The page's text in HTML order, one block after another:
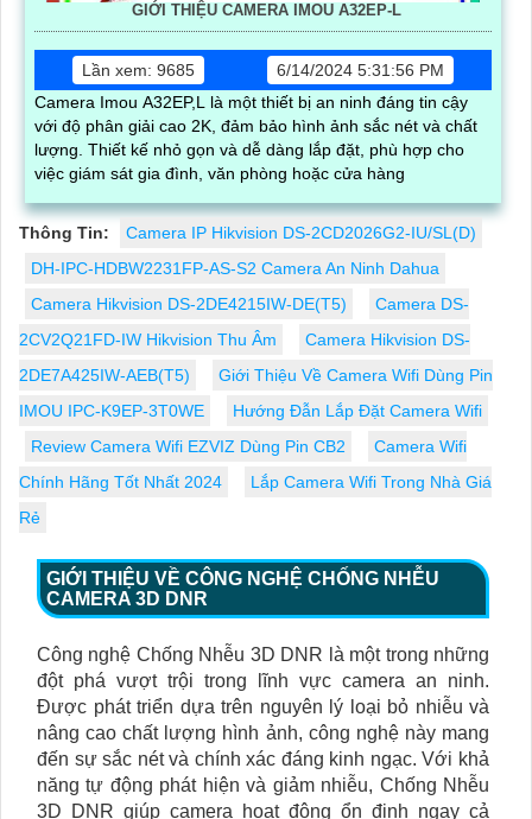
GIỚI THIỆU CAMERA IMOU A32EP-L
Lần xem: 9685
6/14/2024 5:31:56 PM
Camera Imou A32EP,L là một thiết bị an ninh đáng tin cậy
với độ phân giải cao 2K, đảm bảo hình ảnh sắc nét và chất
lượng. Thiết kế nhỏ gọn và dễ dàng lắp đặt, phù hợp cho
việc giám sát gia đình, văn phòng hoặc cửa hàng
Thông Tin:
Camera IP Hikvision DS-2CD2026G2-IU/SL(D)
DH-IPC-HDBW2231FP-AS-S2 Camera An Ninh Dahua
Camera Hikvision DS-2DE4215IW-DE(T5)
Camera DS-
2CV2Q21FD-IW Hikvision Thu Âm
Camera Hikvision DS-
2DE7A425IW-AEB(T5)
Giới Thiệu Về Camera Wifi Dùng Pin
IMOU IPC-K9EP-3T0WE
Hướng Đẫn Lắp Đặt Camera Wifi
Review Camera Wifi EZVIZ Dùng Pin CB2
Camera Wifi
Chính Hãng Tốt Nhất 2024
Lắp Camera Wifi Trong Nhà Giá
Rẻ
GIỚI THIỆU VỀ CÔNG NGHỆ CHỐNG NHỄU
CAMERA 3D DNR
Công nghệ Chống Nhễu 3D DNR là một trong những
đột phá vượt trội trong lĩnh vực camera an ninh.
Được phát triển dựa trên nguyên lý loại bỏ nhiễu và
nâng cao chất lượng hình ảnh, công nghệ này mang
đến sự sắc nét và chính xác đáng kinh ngạc. Với khả
năng tự động phát hiện và giảm nhiễu, Chống Nhễu
3D DNR giúp camera hoạt động ổn định ngay cả